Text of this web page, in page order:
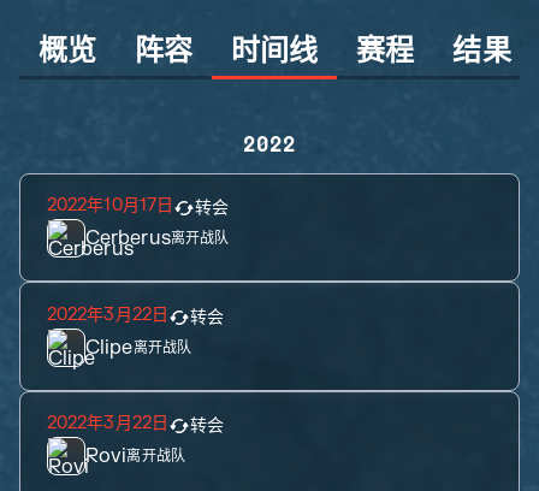
概览 阵容 时间线 赛程 结果
2022
2022年10月17日 转会
Cerberus离开战队
2022年3月22日 转会
Clipe离开战队
2022年3月22日 转会
Rovi离开战队